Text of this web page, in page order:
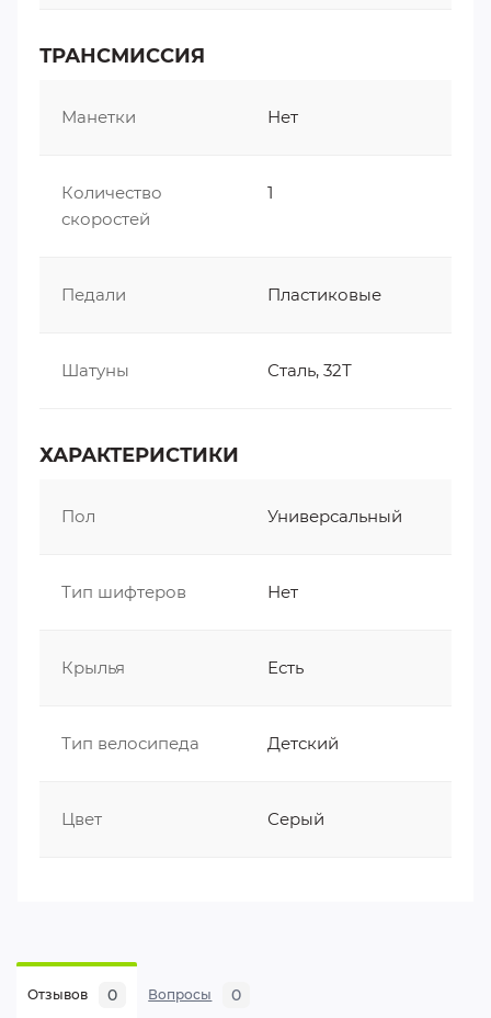
ТРАНСМИССИЯ
Манетки Нет
Количество
скоростей
1
Педали Пластиковые
Шатуны Сталь, 32Т
ХАРАКТЕРИСТИКИ
Пол Универсальный
Тип шифтеров Нет
Крылья Есть
Тип велосипеда Детский
Цвет Серый
Отзывов 0 Вопросы 0